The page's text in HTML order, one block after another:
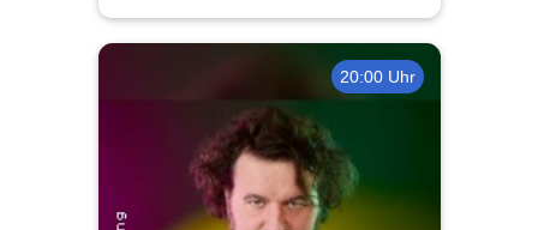
20:00 Uhr